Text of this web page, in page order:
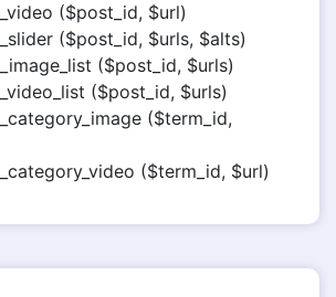
($post_id, $url)
($post_id, $urls, $alts)
($post_id, $urls)
($post_id, $urls)
($term_id,
($term_id, $url)